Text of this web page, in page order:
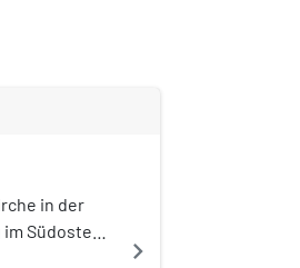
in der
Südosten
navigate_next